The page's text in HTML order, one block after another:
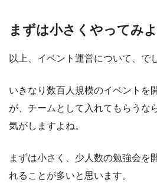
まずは小さくやってみ
以上、イベント運営について、で
いきなり数百人規模のイベントを
が、チームとして入れてもらうな
気がしますよね。
まずは小さく、少人数の勉強会を
れることが多いと思います。